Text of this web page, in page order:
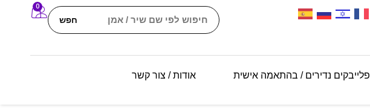
חפש
0
פלייבקים נדירים / בהתאמה אישית אודות / צור קשר